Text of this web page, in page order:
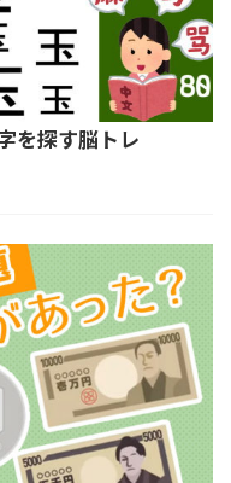
を探す脳トレ